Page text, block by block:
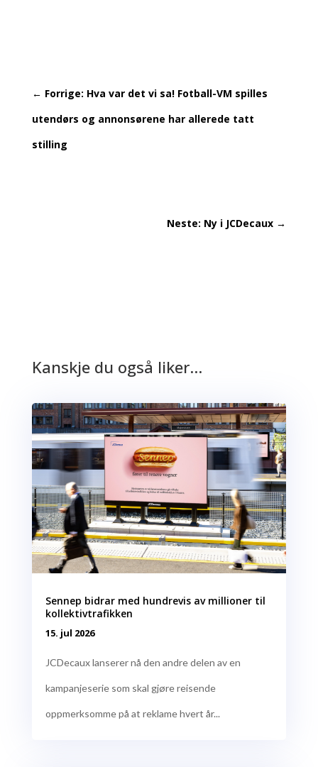
← Forrige: Hva var det vi sa! Fotball-VM spilles
utendørs og annonsørene har allerede tatt
stilling
Neste: Ny i JCDecaux →
Kanskje du også liker…
Sennep bidrar med hundrevis av millioner til
kollektivtrafikken
15. jul 2026
JCDecaux lanserer nå den andre delen av en
kampanjeserie som skal gjøre reisende
oppmerksomme på at reklame hvert år...